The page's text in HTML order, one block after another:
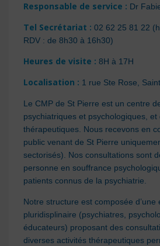
Responsable de service : Dr
Tel Secrétariat : 02 62 25 81 22 (
RDV : de 8h30 à 16h30)
Heures de visite : 8H à 17H
Localisation : 1 rue Ste Rose,
Le CMP de St Pierre est un centre
psychiatriques et psychologiques, et
thérapeutiques. Nous recevons en
public venant de St Pierre
sectorisés). Nos consultations sont
personne en souffrance
patients connus de la psychiatrie.
Notre structure est composée d’une
pluridisplinaire (psychiatres,
éducateurs) proposant des
diverses activités thérapeutiques